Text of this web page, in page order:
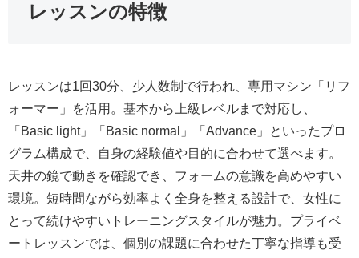
レッスンの特徴
レッスンは1回30分、少人数制で行われ、専用マシン「リフ
ォーマー」を活用。基本から上級レベルまで対応し、
「Basic light」「Basic normal」「Advance」といったプロ
グラム構成で、自身の経験値や目的に合わせて選べます。
天井の鏡で動きを確認でき、フォームの意識を高めやすい
環境。短時間ながら効率よく全身を整える設計で、女性に
とって続けやすいトレーニングスタイルが魅力。プライベ
ートレッスンでは、個別の課題に合わせた丁寧な指導も受